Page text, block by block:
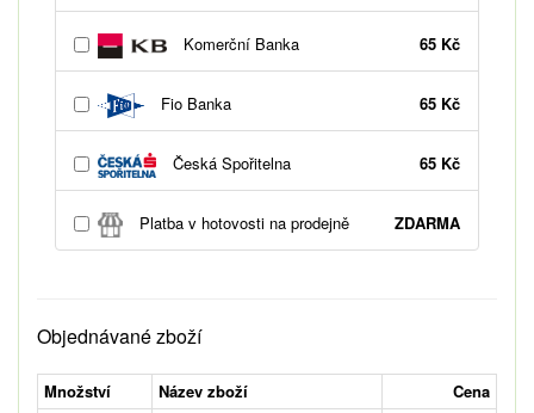
Komerční Banka 65 Kč
Fio Banka 65 Kč
Česká Spořitelna 65 Kč
Platba v hotovosti na prodejně ZDARMA
Objednávané zboží
Množství Název zboží
Cena